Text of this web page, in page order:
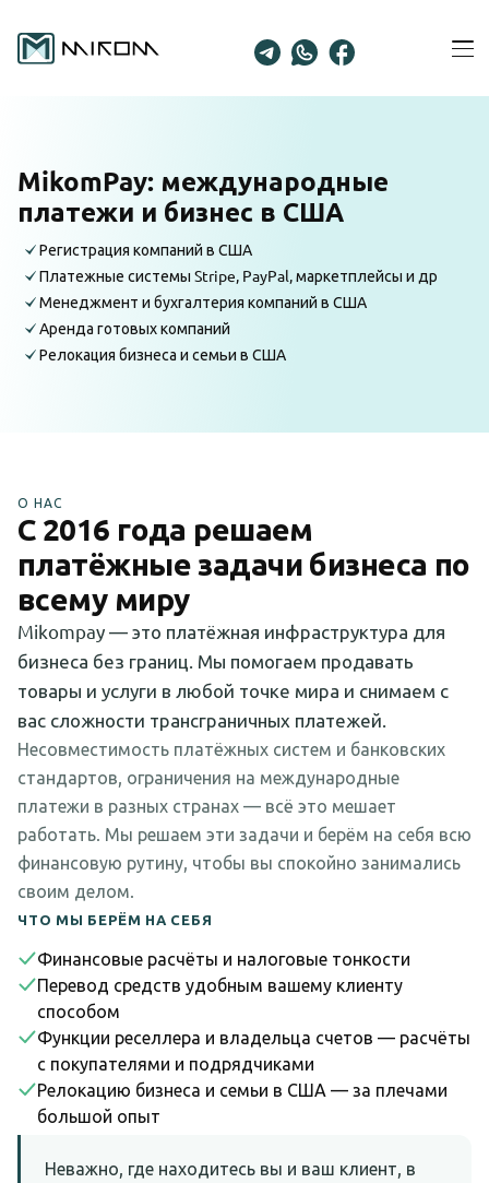
content
MikomPay: международные
платежи и бизнес в США
Регистрация компаний в США
Платежные системы Stripe, PayPal, маркетплейсы и др
Менеджмент и бухгалтерия компаний в США
Аренда готовых компаний
Релокация бизнеса и семьи в США
О НАС
С 2016 года решаем
платёжные задачи бизнеса по
всему миру
Mikompay — это платёжная инфраструктура для
бизнеса без границ. Мы помогаем продавать
товары и услуги в любой точке мира и снимаем с
вас сложности трансграничных платежей.
Несовместимость платёжных систем и банковских
стандартов, ограничения на международные
платежи в разных странах — всё это мешает
работать. Мы решаем эти задачи и берём на себя всю
финансовую рутину, чтобы вы спокойно занимались
своим делом.
ЧТО МЫ БЕРЁМ НА СЕБЯ
Финансовые расчёты и налоговые тонкости
Перевод средств удобным вашему клиенту
способом
Функции реселлера и владельца счетов — расчёты
с покупателями и подрядчиками
Релокацию бизнеса и семьи в США — за плечами
большой опыт
Неважно, где находитесь вы и ваш клиент, в